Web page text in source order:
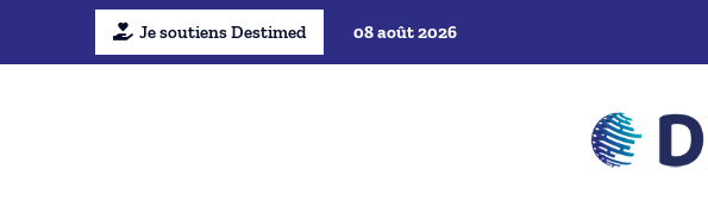
Je soutiens Destimed 08 août 2026